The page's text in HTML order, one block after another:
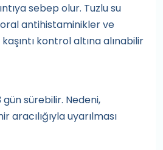
sebep olur. Tuzlu su
antihistaminikler ve
kontrol altına alınabilir
sürebilir. Nedeni,
aracılığıyla uyarılması